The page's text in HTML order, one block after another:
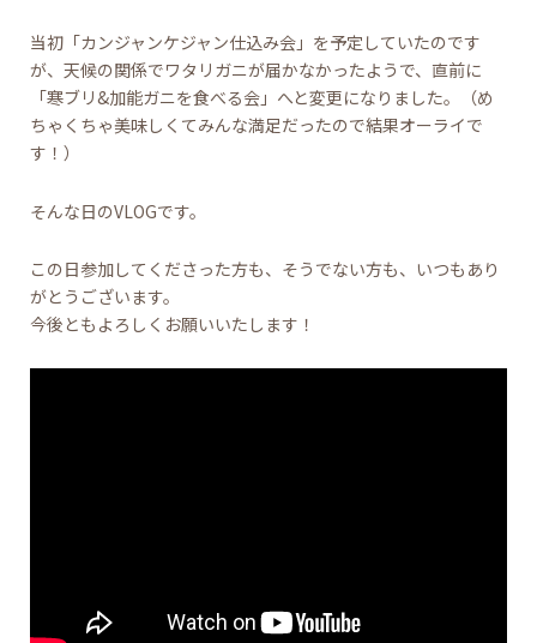
当初「カンジャンケジャン仕込み会」を予定していたのです
が、天候の関係でワタリガニが届かなかったようで、直前に
「寒ブリ&加能ガニを食べる会」へと変更になりました。（め
ちゃくちゃ美味しくてみんな満足だったので結果オーライで
す！）
そんな日のVLOGです。
この日参加してくださった方も、そうでない方も、いつもあり
がとうございます。
今後ともよろしくお願いいたします！